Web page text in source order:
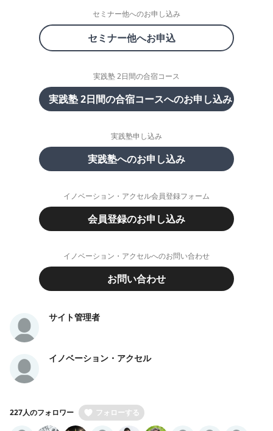
セミナー他へのお申し込み
セミナー他へお申込
実践塾 2日間の合宿コース
実践塾 2日間の合宿コースへのお申し込み
実践塾申し込み
実践塾へのお申し込み
イノベーション・アクセル会員登録フォーム
会員登録のお申し込み
イノベーション・アクセルへのお問い合わせ
お問い合わせ
サイト管理者
イノベーション・アクセル
227人のフォロワー フォローする